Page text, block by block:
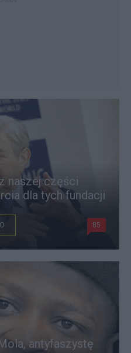
naszej części
dla tych fundacji
85
antyfaszystę